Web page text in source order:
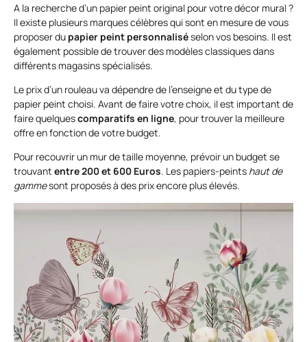
A la recherche d’un papier peint original pour votre décor mural ?
Il existe plusieurs marques célèbres qui sont en mesure de vous
proposer du papier peint personnaliséselon vos besoins. Il est
également possible de trouver des modèles classiques dans
différents magasins spécialisés.
Le prix d’un rouleau va dépendre de l’enseigne et du type de
papier peint choisi. Avant de faire votre choix, il est important de
faire quelquescomparatifs en ligne, pour trouver la meilleure
offre en fonction de votre budget.
Pour recouvrir un mur de taille moyenne, prévoir un budget se
trouvant entre 200 et 600 Euros. Les papiers-peints haut de
gammesont proposés à des prix encore plus élevés.